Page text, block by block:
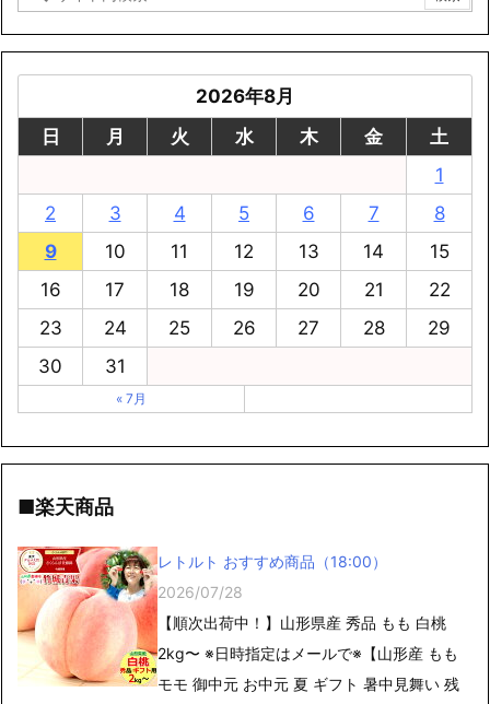
2026年8月
日
月 火 水 木 金
土
1
2
3 4 5 6 7
8
9
10 11 12 13 14
15
16
17 18 19 20 21
22
23
24 25 26 27 28
29
30
31
« 7月
■楽天商品
レトルト おすすめ商品（18:00）
2026/07/28
【順次出荷中！】山形県産 秀品 もも 白桃
2kg〜 ※日時指定はメールで※【山形産 もも
モモ 御中元 お中元 夏 ギフト 暑中見舞い 残